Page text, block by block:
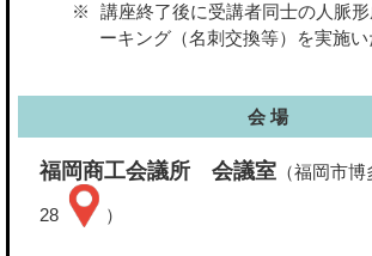
講座終了後に受講者同士の人脈
ーキング（名刺交換等）を実施い
会 場
福岡商工会議所 会議室 （福岡市
28 ）